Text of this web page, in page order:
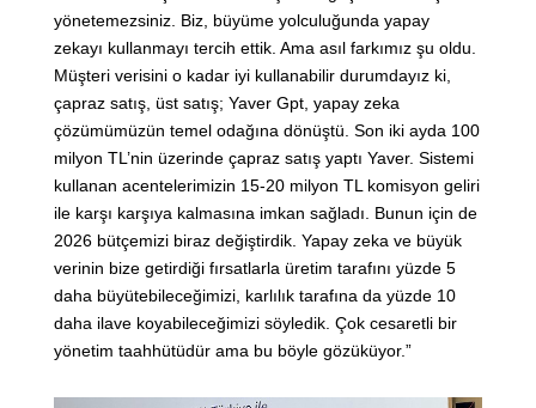
yönetemezsiniz. Biz, büyüme yolculuğunda yapay
zekayı kullanmayı tercih ettik. Ama asıl farkımız şu oldu.
Müşteri verisini o kadar iyi kullanabilir durumdayız ki,
çapraz satış, üst satış; Yaver Gpt, yapay zeka
çözümümüzün temel odağına dönüştü. Son iki ayda 100
milyon TL’nin üzerinde çapraz satış yaptı Yaver. Sistemi
kullanan acentelerimizin 15-20 milyon TL komisyon geliri
ile karşı karşıya kalmasına imkan sağladı. Bunun için de
2026 bütçemizi biraz değiştirdik. Yapay zeka ve büyük
verinin bize getirdiği fırsatlarla üretim tarafını yüzde 5
daha büyütebileceğimizi, karlılık tarafına da yüzde 10
daha ilave koyabileceğimizi söyledik. Çok cesaretli bir
yönetim taahhütüdür ama bu böyle gözüküyor.”